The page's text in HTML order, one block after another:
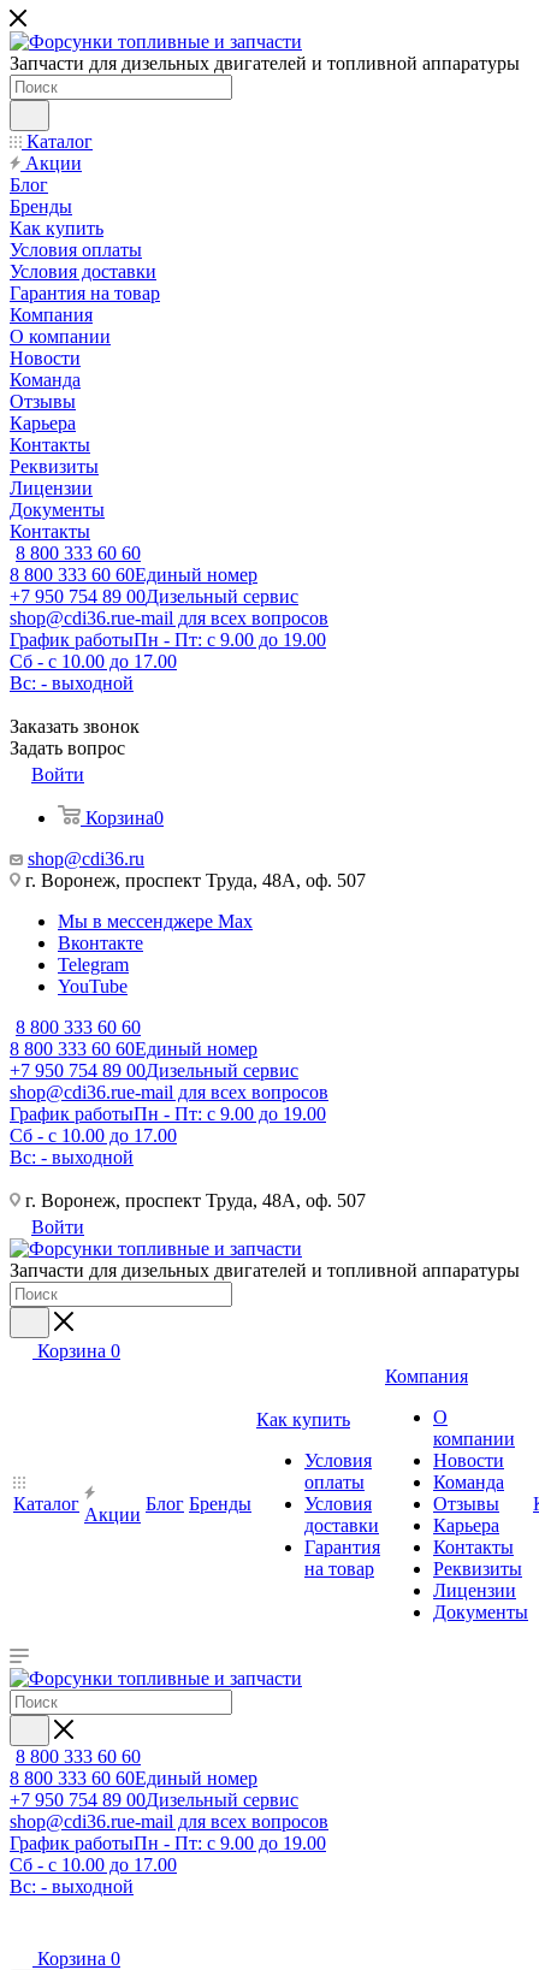
Запчасти для дизельных двигателей и топливной аппаратуры
Каталог
Акции
Блог
Бренды
Как купить
Условия оплаты
Условия доставки
Гарантия на товар
Компания
О компании
Новости
Команда
Отзывы
Карьера
Контакты
Реквизиты
Лицензии
Документы
Контакты
8 800 333 60 60
8 800 333 60 60Единый номер
+7 950 754 89 00Дизельный сервис
shop@cdi36.rue-mail для всех вопросов
График работыПн - Пт: с 9.00 до 19.00
Сб - с 10.00 до 17.00
Вс: - выходной
Заказать звонок
Задать вопрос
Войти
Корзина0
shop@cdi36.ru
г. Воронеж, проспект Труда, 48А, оф. 507
Мы в мессенджере Max
Вконтакте
Telegram
YouTube
8 800 333 60 60
8 800 333 60 60Единый номер
+7 950 754 89 00Дизельный сервис
shop@cdi36.rue-mail для всех вопросов
График работыПн - Пт: с 9.00 до 19.00
Сб - с 10.00 до 17.00
Вс: - выходной
г. Воронеж, проспект Труда, 48А, оф. 507
Войти
Запчасти для дизельных двигателей и топливной аппаратуры
Корзина 0
Каталог
Акции
Блог Бренды
Как купить
Условия
оплаты
Условия
доставки
Гарантия
на товар
Компания
О
компании
Новости
Команда
Отзывы
Карьера
Контакты
Реквизиты
Лицензии
Документы
8 800 333 60 60
8 800 333 60 60Единый номер
+7 950 754 89 00Дизельный сервис
shop@cdi36.rue-mail для всех вопросов
График работыПн - Пт: с 9.00 до 19.00
Сб - с 10.00 до 17.00
Вс: - выходной
Корзина 0